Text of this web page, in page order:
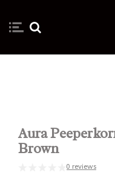
Aura
Brown
0 reviews